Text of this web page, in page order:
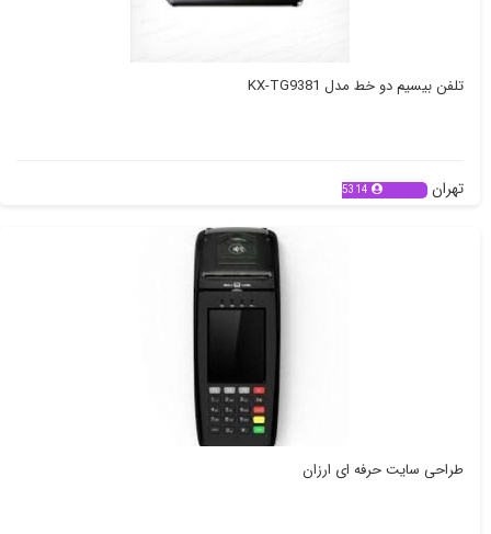
تلفن بیسیم دو خط مدل KX-TG9381
تهران 5314
طراحی سایت حرفه ای ارزان